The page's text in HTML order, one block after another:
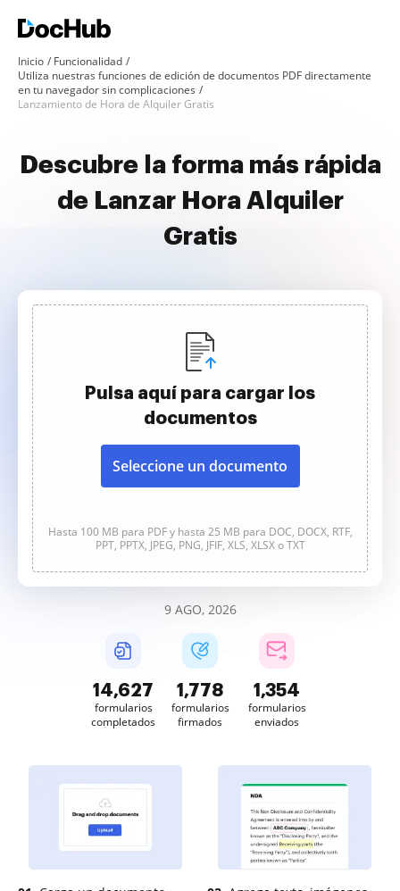
Inicio
Funcionalidad
Utiliza nuestras funciones de edición de documentos PDF directamente
en tu navegador sin complicaciones
Lanzamiento de Hora de Alquiler Gratis
Descubre la forma más rápida
de Lanzar Hora Alquiler
Gratis
Pulsa aquí para cargar los
documentos
Seleccione un documento
Hasta 100 MB para PDF y hasta 25 MB para DOC, DOCX, RTF,
PPT, PPTX, JPEG, PNG, JFIF, XLS, XLSX o TXT
9 AGO, 2026
14,627
formularios
completados
1,778
formularios
firmados
1,354
formularios
enviados